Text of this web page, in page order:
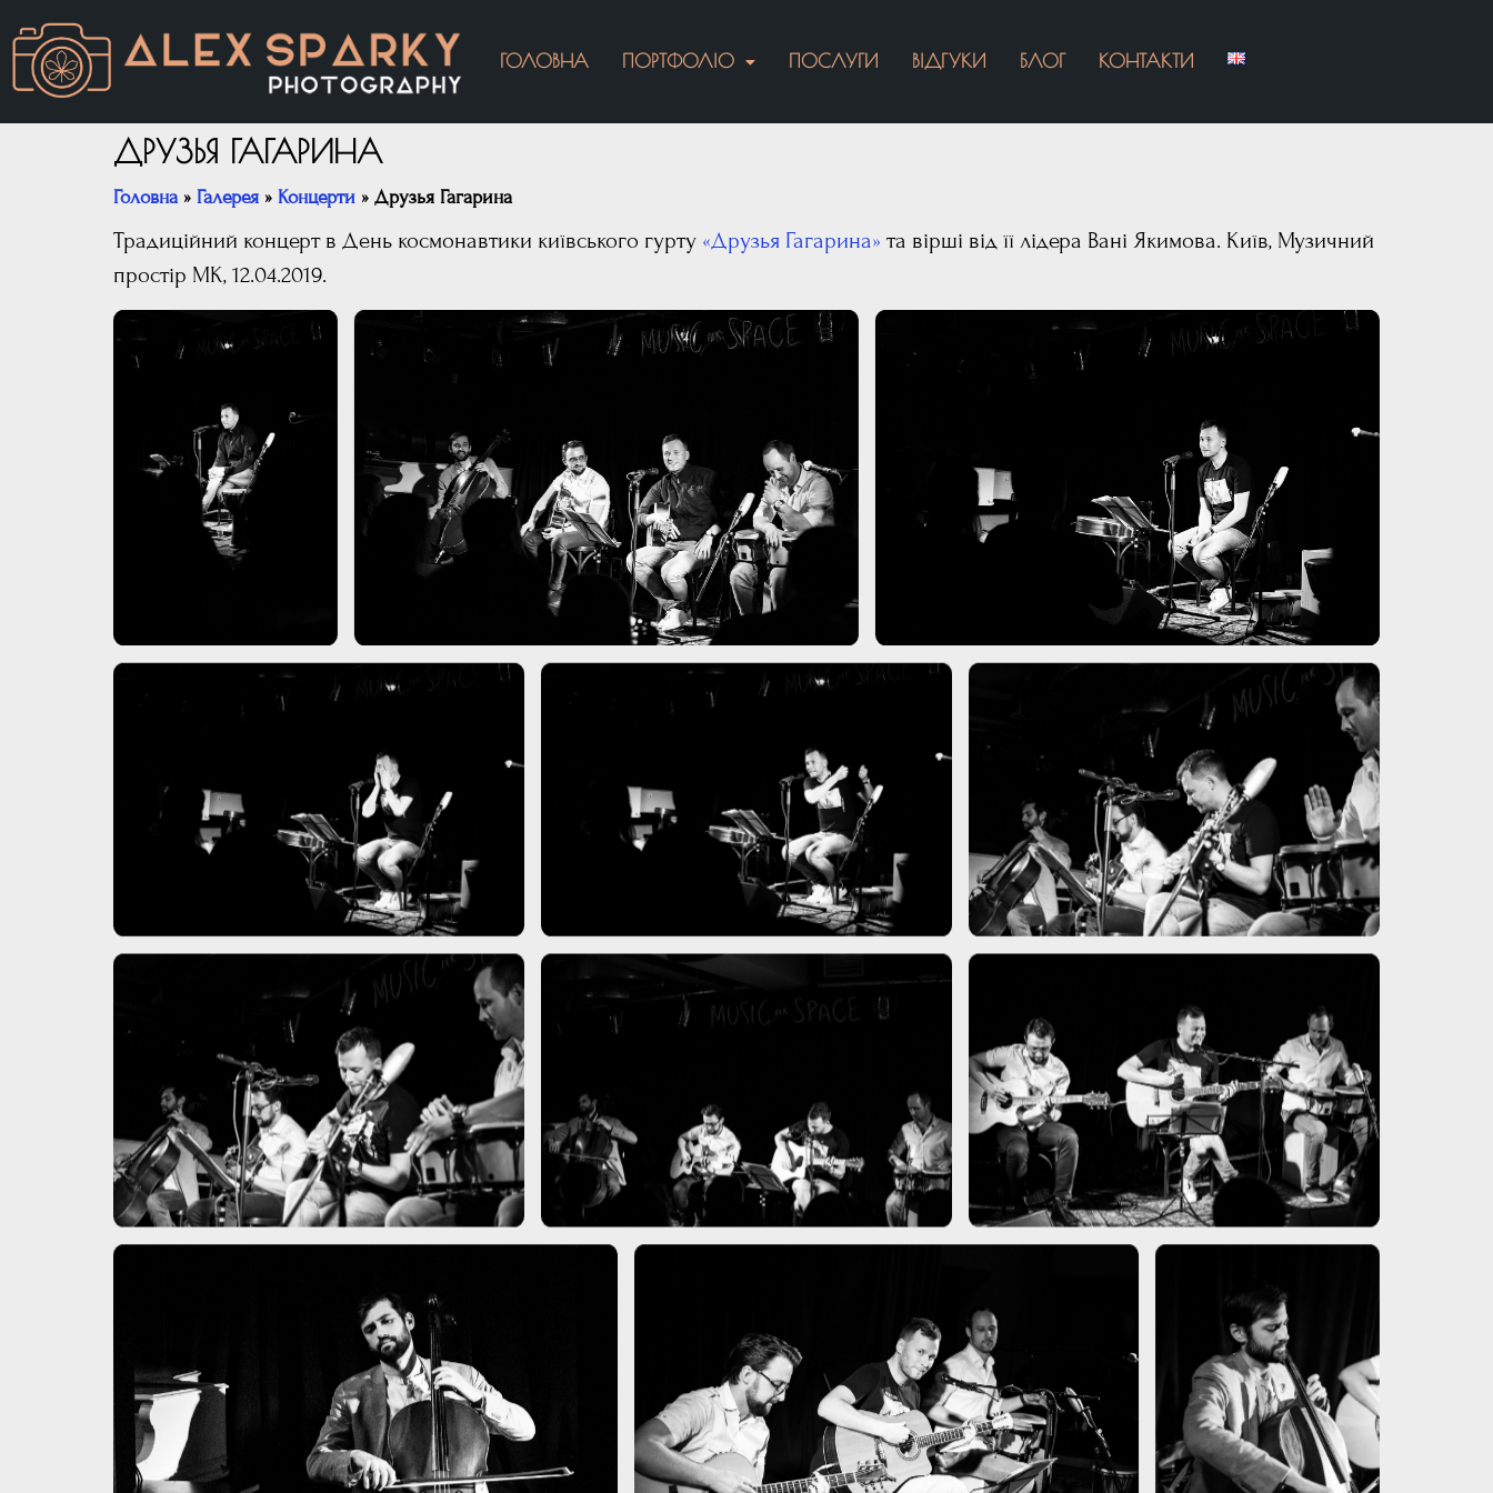
ГОЛОВНА ПОРТФОЛІО ПОСЛУГИ ВІДГУКИ БЛОГ КОНТАКТИ
ДРУЗЬЯ ГАГАРИНА
Головна» Галерея » Концерти » Друзья Гагарина
Традиційний концерт в День космонавтики київського гурту «Друзья Гагарина» та вірші від її лідера Вані Якимова. Київ, Музичний
простір МК, 12.04.2019.